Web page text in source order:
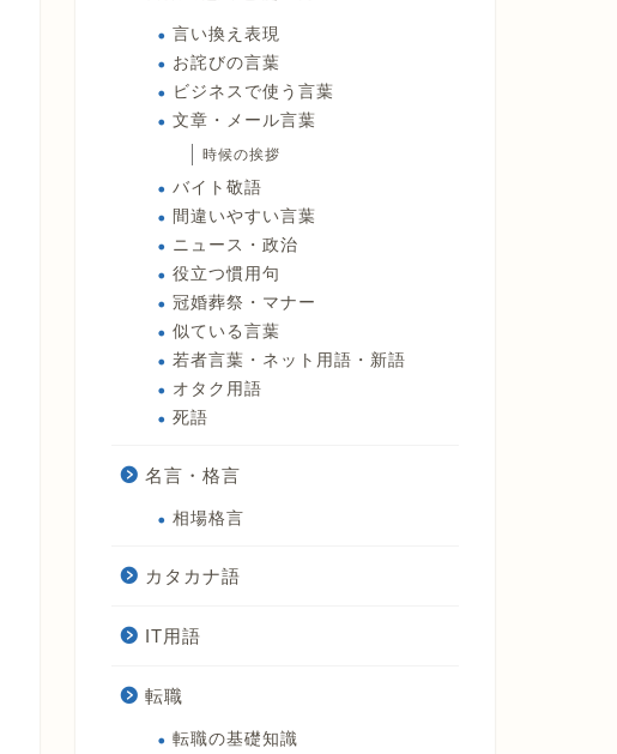
言い換え表現
お詫びの言葉
ビジネスで使う言葉
文章・メール言葉
時候の挨拶
バイト敬語
間違いやすい言葉
ニュース・政治
役立つ慣用句
冠婚葬祭・マナー
似ている言葉
若者言葉・ネット用語・新語
オタク用語
死語
名言・格言
相場格言
カタカナ語
IT用語
転職
転職の基礎知識